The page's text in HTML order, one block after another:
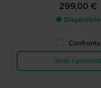
299,00 €
● Disponibile
Confronta
Vedi i prodotti